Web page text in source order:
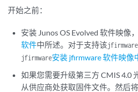
开始之前：
安装 Junos OS Evolved 软件映像
软件中所述。对于支持该jfirmware
jfirmware安装 jfirmware 软件映像
如果您需要升级第三方 CMIS 4.0
从供应商处获取固件文件。然后